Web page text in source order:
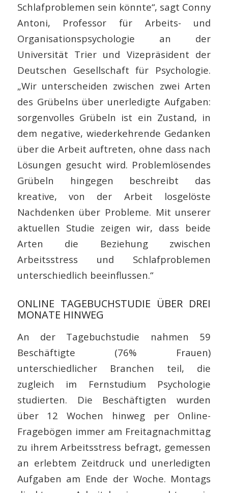
Schlafproblemen sein könnte“, sagt Conny
Antoni, Professor für Arbeits- und
Organisationspsychologie an der
Universität Trier und Vizepräsident der
Deutschen Gesellschaft für Psychologie.
„Wir unterscheiden zwischen zwei Arten
des Grübelns über unerledigte Aufgaben:
sorgenvolles Grübeln ist ein Zustand, in
dem negative, wiederkehrende Gedanken
über die Arbeit auftreten, ohne dass nach
Lösungen gesucht wird. Problemlösendes
Grübeln hingegen beschreibt das
kreative, von der Arbeit losgelöste
Nachdenken über Probleme. Mit unserer
aktuellen Studie zeigen wir, dass beide
Arten die Beziehung zwischen
Arbeitsstress und Schlafproblemen
unterschiedlich beeinflussen.“
ONLINE TAGEBUCHSTUDIE ÜBER DREI
MONATE HINWEG
An der Tagebuchstudie nahmen 59
Beschäftigte (76% Frauen)
unterschiedlicher Branchen teil, die
zugleich im Fernstudium Psychologie
studierten. Die Beschäftigten wurden
über 12 Wochen hinweg per Online-
Fragebögen immer am Freitagnachmittag
zu ihrem Arbeitsstress befragt, gemessen
an erlebtem Zeitdruck und unerledigten
Aufgaben am Ende der Woche. Montags